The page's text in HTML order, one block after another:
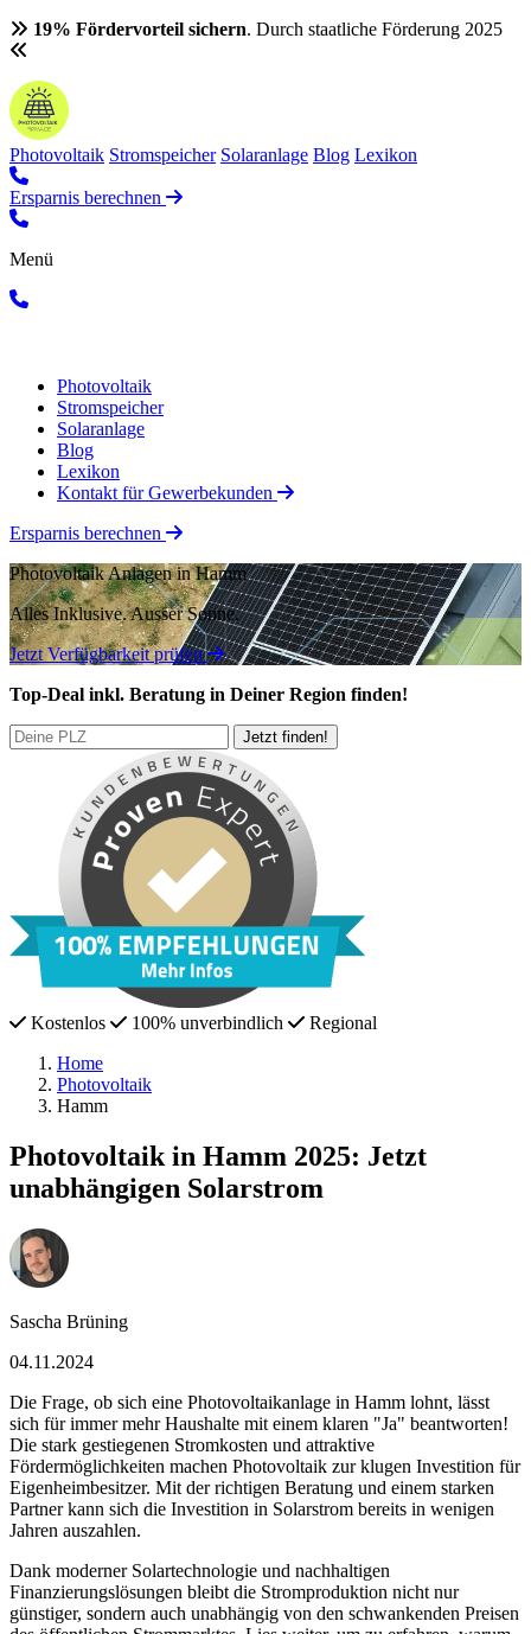
19% Fördervorteil sichern. Durch staatliche Förderung 2025
Photovoltaik Stromspeicher Solaranlage Blog Lexikon
Ersparnis berechnen
Menü
Photovoltaik
Stromspeicher
Solaranlage
Blog
Lexikon
Kontakt für Gewerbekunden
Ersparnis berechnen
Photovoltaik Anlagen in Hamm
Alles Inklusive.Ausser Sonne.
Jetzt Verfügbarkeit prüfen
Top-Deal inkl. Beratung in Deiner Region finden!
Kostenlos 100% unverbindlich
Regional
Home
Photovoltaik
Hamm
Photovoltaik in Hamm 2025: Jetzt
unabhängigen Solarstrom
Sascha Brüning
04.11.2024
Die Frage, ob sich eine Photovoltaikanlage in Hamm lohnt, lässt
sich für immer mehr Haushalte mit einem klaren "Ja" beantworten!
Die stark gestiegenen Stromkosten und attraktive
Fördermöglichkeiten machen Photovoltaik zur klugen Investition für
Eigenheimbesitzer. Mit der richtigen Beratung und einem starken
Partner kann sich die Investition in Solarstrom bereits in wenigen
Jahren auszahlen.
Dank moderner Solartechnologie und nachhaltigen
Finanzierungslösungen bleibt die Stromproduktion nicht nur
günstiger, sondern auch unabhängig von den schwankenden Preisen